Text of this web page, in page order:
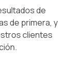
de
de primera, y
clientes